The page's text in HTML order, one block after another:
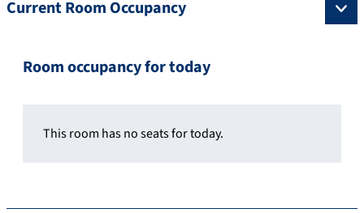
Current Room Occupancy
Room occupancy for today
This room has no seats for today.